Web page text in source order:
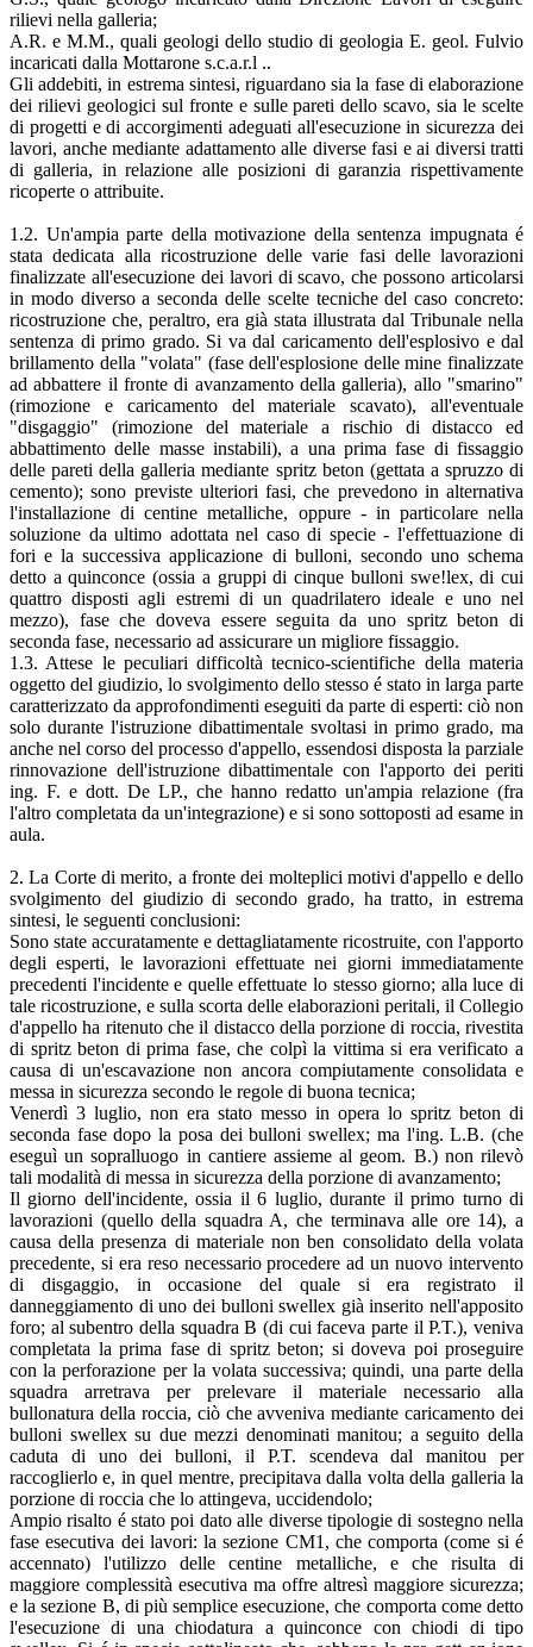
rilievi nella galleria;
A.R. e M.M., quali geologi dello studio di geologia E. geol. Fulvio
incaricati dalla Mottarone s.c.a.r.l ..
Gli addebiti, in estrema sintesi, riguardano sia la fase di elaborazione
dei rilievi geologici sul fronte e sulle pareti dello scavo, sia le scelte
di progetti e di accorgimenti adeguati all'esecuzione in sicurezza dei
lavori, anche mediante adattamento alle diverse fasi e ai diversi tratti
di galleria, in relazione alle posizioni di garanzia rispettivamente
ricoperte o attribuite.
1.2. Un'ampia parte della motivazione della sentenza impugnata é
stata dedicata alla ricostruzione delle varie fasi delle lavorazioni
finalizzate all'esecuzione dei lavori di scavo, che possono articolarsi
in modo diverso a seconda delle scelte tecniche del caso concreto:
ricostruzione che, peraltro, era già stata illustrata dal Tribunale nella
sentenza di primo grado. Si va dal caricamento dell'esplosivo e dal
brillamento della "volata" (fase dell'esplosione delle mine finalizzate
ad abbattere il fronte di avanzamento della galleria), allo "smarino"
(rimozione e caricamento del materiale scavato), all'eventuale
"disgaggio" (rimozione del materiale a rischio di distacco ed
abbattimento delle masse instabili), a una prima fase di fissaggio
delle pareti della galleria mediante spritz beton (gettata a spruzzo di
cemento); sono previste ulteriori fasi, che prevedono in alternativa
l'installazione di centine metalliche, oppure - in particolare nella
soluzione da ultimo adottata nel caso di specie - l'effettuazione di
fori e la successiva applicazione di bulloni, secondo uno schema
detto a quinconce (ossia a gruppi di cinque bulloni swe!lex, di cui
quattro disposti agli estremi di un quadrilatero ideale e uno nel
mezzo), fase che doveva essere seguita da uno spritz beton di
seconda fase, necessario ad assicurare un migliore fissaggio.
1.3. Attese le peculiari difficoltà tecnico-scientifiche della materia
oggetto del giudizio, lo svolgimento dello stesso é stato in larga parte
caratterizzato da approfondimenti eseguiti da parte di esperti: ciò non
solo durante l'istruzione dibattimentale svoltasi in primo grado, ma
anche nel corso del processo d'appello, essendosi disposta la parziale
rinnovazione dell'istruzione dibattimentale con l'apporto dei periti
ing. F. e dott. De LP., che hanno redatto un'ampia relazione (fra
l'altro completata da un'integrazione) e si sono sottoposti ad esame in
aula.
2. La Corte di merito, a fronte dei molteplici motivi d'appello e dello
svolgimento del giudizio di secondo grado, ha tratto, in estrema
sintesi, le seguenti conclusioni:
Sono state accuratamente e dettagliatamente ricostruite, con l'apporto
degli esperti, le lavorazioni effettuate nei giorni immediatamente
precedenti l'incidente e quelle effettuate lo stesso giorno; alla luce di
tale ricostruzione, e sulla scorta delle elaborazioni peritali, il Collegio
d'appello ha ritenuto che il distacco della porzione di roccia, rivestita
di spritz beton di prima fase, che colpì la vittima si era verificato a
causa di un'escavazione non ancora compiutamente consolidata e
messa in sicurezza secondo le regole di buona tecnica;
Venerdì 3 luglio, non era stato messo in opera lo spritz beton di
seconda fase dopo la posa dei bulloni swellex; ma l'ing. L.B. (che
eseguì un sopralluogo in cantiere assieme al geom. B.) non rilevò
tali modalità di messa in sicurezza della porzione di avanzamento;
Il giorno dell'incidente, ossia il 6 luglio, durante il primo turno di
lavorazioni (quello della squadra A, che terminava alle ore 14), a
causa della presenza di materiale non ben consolidato della volata
precedente, si era reso necessario procedere ad un nuovo intervento
di disgaggio, in occasione del quale si era registrato il
danneggiamento di uno dei bulloni swellex già inserito nell'apposito
foro; al subentro della squadra B (di cui faceva parte il P.T.), veniva
completata la prima fase di spritz beton; si doveva poi proseguire
con la perforazione per la volata successiva; quindi, una parte della
squadra arretrava per prelevare il materiale necessario alla
bullonatura della roccia, ciò che avveniva mediante caricamento dei
bulloni swellex su due mezzi denominati manitou; a seguito della
caduta di uno dei bulloni, il P.T. scendeva dal manitou per
raccoglierlo e, in quel mentre, precipitava dalla volta della galleria la
porzione di roccia che lo attingeva, uccidendolo;
Ampio risalto é stato poi dato alle diverse tipologie di sostegno nella
fase esecutiva dei lavori: la sezione CM1, che comporta (come si é
accennato) l'utilizzo delle centine metalliche, e che risulta di
maggiore complessità esecutiva ma offre altresì maggiore sicurezza;
e la sezione B, di più semplice esecuzione, che comporta come detto
l'esecuzione di una chiodatura a quinconce con chiodi di tipo